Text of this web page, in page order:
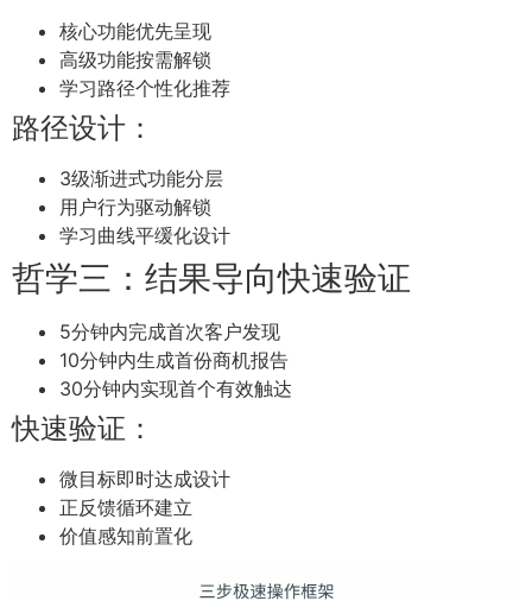
核心功能优先呈现
高级功能按需解锁
学习路径个性化推荐
路径设计：
3级渐进式功能分层
用户行为驱动解锁
学习曲线平缓化设计
哲学三：结果导向快速验证
5分钟内完成首次客户发现
10分钟内生成首份商机报告
30分钟内实现首个有效触达
快速验证：
微目标即时达成设计
正反馈循环建立
价值感知前置化